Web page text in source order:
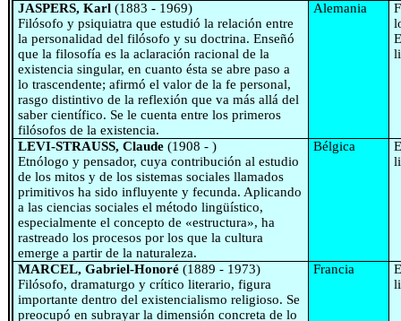
JASPERS, Karl(1883 - 1969)
Filósofo y psiquiatra que estudió la relación entre
la personalidad del filósofo y su doctrina. Enseñó
que la filosofía es la aclaración racional de la
existencia singular, en cuanto ésta se abre paso a
lo trascendente; afirmó el valor de la fe personal,
rasgo distintivo de la reflexión que va más allá del
saber científico. Se le cuenta entre los primeros
filósofos de la existencia.
Alemania
LEVI-STRAUSS, Claude(1908 - )
Etnólogo y pensador, cuya contribución al estudio
de los mitos y de los sistemas sociales llamados
primitivos ha sido influyente y fecunda. Aplicando
a las ciencias sociales el método lingüístico,
especialmente el concepto de «estructura», ha
rastreado los procesos por los que la cultura
emerge a partir de la naturaleza.
Bélgica
MARCEL, Gabriel-Honoré(1889 - 1973)
Filósofo, dramaturgo y crítico literario, figura
importante dentro del existencialismo religioso. Se
preocupó en subrayar la dimensión concreta de lo
Francia